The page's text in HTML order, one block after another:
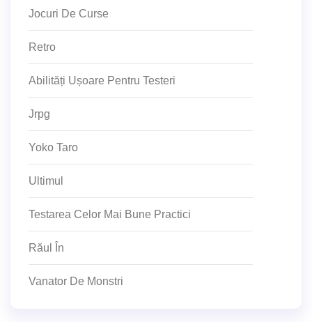
Jocuri De Curse
Retro
Abilități Ușoare Pentru Testeri
Jrpg
Yoko Taro
Ultimul
Testarea Celor Mai Bune Practici
Răul În
Vanator De Monstri